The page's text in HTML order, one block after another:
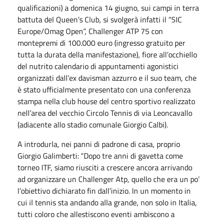
qualificazioni) a domenica 14 giugno, sui campi in terra
battuta del Queen’s Club, si svolgerà infatti il “SIC
Europe/Omag Open”, Challenger ATP 75 con
montepremi di 100.000 euro (ingresso gratuito per
tutta la durata della manifestazione), fiore all’occhiello
del nutrito calendario di appuntamenti agonistici
organizzati dall’ex davisman azzurro e il suo team, che
è stato ufficialmente presentato con una conferenza
stampa nella club house del centro sportivo realizzato
nell’area del vecchio Circolo Tennis di via Leoncavallo
(adiacente allo stadio comunale Giorgio Calbi).
A introdurla, nei panni di padrone di casa, proprio
Giorgio Galimberti: “Dopo tre anni di gavetta come
torneo ITF, siamo riusciti a crescere ancora arrivando
ad organizzare un Challenger Atp, quello che era un po’
l’obiettivo dichiarato fin dall’inizio. In un momento in
cui il tennis sta andando alla grande, non solo in Italia,
tutti coloro che allestiscono eventi ambiscono a